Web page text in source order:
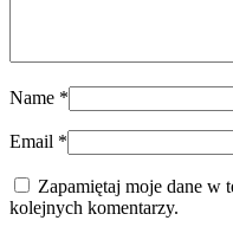
Name *
Email *
Zapamiętaj moje dane w
kolejnych komentarzy.